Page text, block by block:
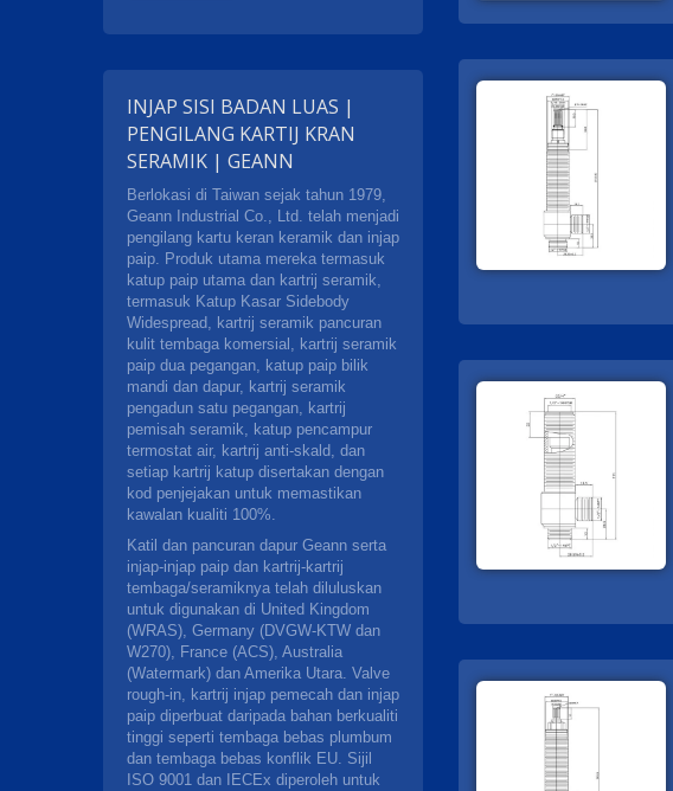
INJAP SISI BADAN LUAS |
PENGILANG KARTIJ KRAN
SERAMIK | GEANN
Berlokasi di Taiwan sejak tahun 1979,
Geann Industrial Co., Ltd. telah menjadi
pengilang kartu keran keramik dan injap
paip. Produk utama mereka termasuk
katup paip utama dan kartrij seramik,
termasuk Katup Kasar Sidebody
Widespread, kartrij seramik pancuran
kulit tembaga komersial, kartrij seramik
paip dua pegangan, katup paip bilik
mandi dan dapur, kartrij seramik
pengadun satu pegangan, kartrij
pemisah seramik, katup pencampur
termostat air, kartrij anti-skald, dan
setiap kartrij katup disertakan dengan
kod penjejakan untuk memastikan
kawalan kualiti 100%.
Katil dan pancuran dapur Geann serta
injap-injap paip dan kartrij-kartrij
tembaga/seramiknya telah diluluskan
untuk digunakan di United Kingdom
(WRAS), Germany (DVGW-KTW dan
W270), France (ACS), Australia
(Watermark) dan Amerika Utara. Valve
rough-in, kartrij injap pemecah dan injap
paip diperbuat daripada bahan berkualiti
tinggi seperti tembaga bebas plumbum
dan tembaga bebas konflik EU. Sijil
ISO 9001 dan IECEx diperoleh untuk